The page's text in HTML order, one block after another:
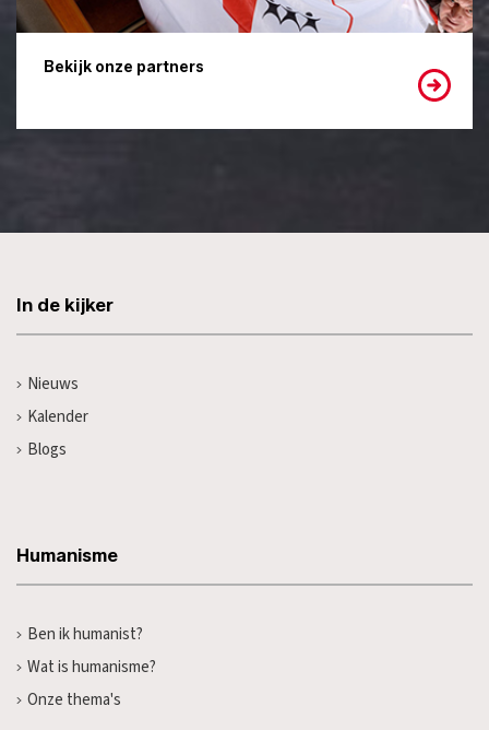
Bekijk onze partners
In de kijker
Nieuws
Kalender
Blogs
Humanisme
Ben ik humanist?
Wat is humanisme?
Onze thema's